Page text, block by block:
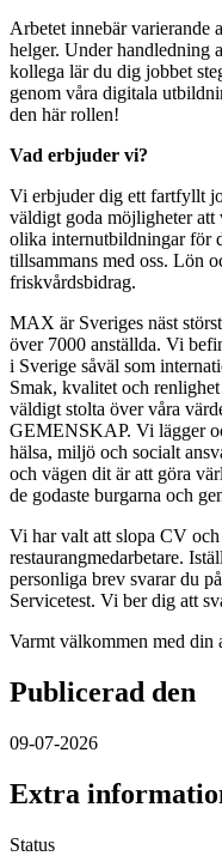
Arbetet innebär varierande
helger. Under handledning
kollega lär du dig jobbet
genom våra digitala
den här rollen!
Vad erbjuder vi?
Vi erbjuder dig ett fartfyllt
väldigt goda möjligheter att
olika internutbildningar för
tillsammans med oss. Lön
friskvårdsbidrag.
MAX är Sveriges näst
över 7000 anställda. Vi
i Sverige såväl som
Smak, kvalitet och
väldigt stolta över våra
GEMENSKAP. Vi lägger
hälsa, miljö och socialt
och vägen dit är att göra
de godaste burgarna och
Vi har valt att slopa CV
restaurangmedarbetare.
personliga brev svarar du
Servicetest. Vi ber dig att
Varmt välkommen med din
Publicerad den
09-07-2026
Extra
Status